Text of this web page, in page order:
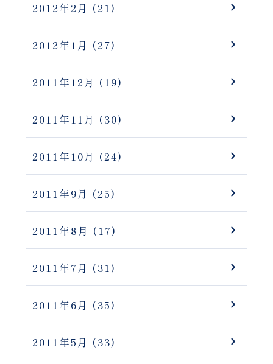
2012年2月 (21)
2012年1月 (27)
2011年12月 (19)
2011年11月 (30)
2011年10月 (24)
2011年9月 (25)
2011年8月 (17)
2011年7月 (31)
2011年6月 (35)
2011年5月 (33)